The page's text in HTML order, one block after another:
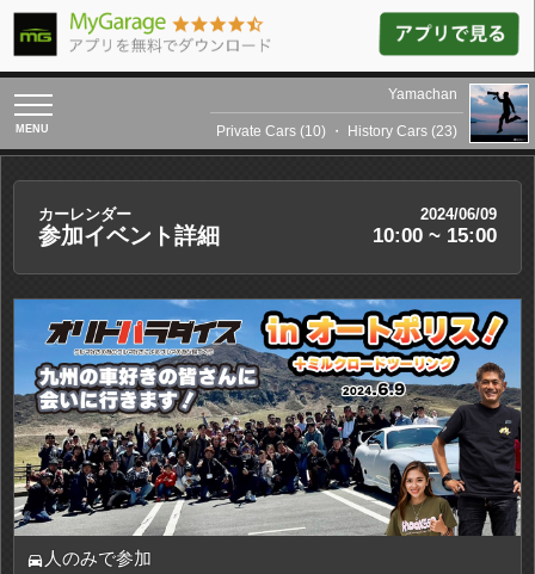
toggle
navigation
Yamachan
Private Cars (10) ・ History Cars (23)
カーレンダー 2024/06/09
参加イベント詳細 10:00 ~ 15:00
directions_car 人のみで参加